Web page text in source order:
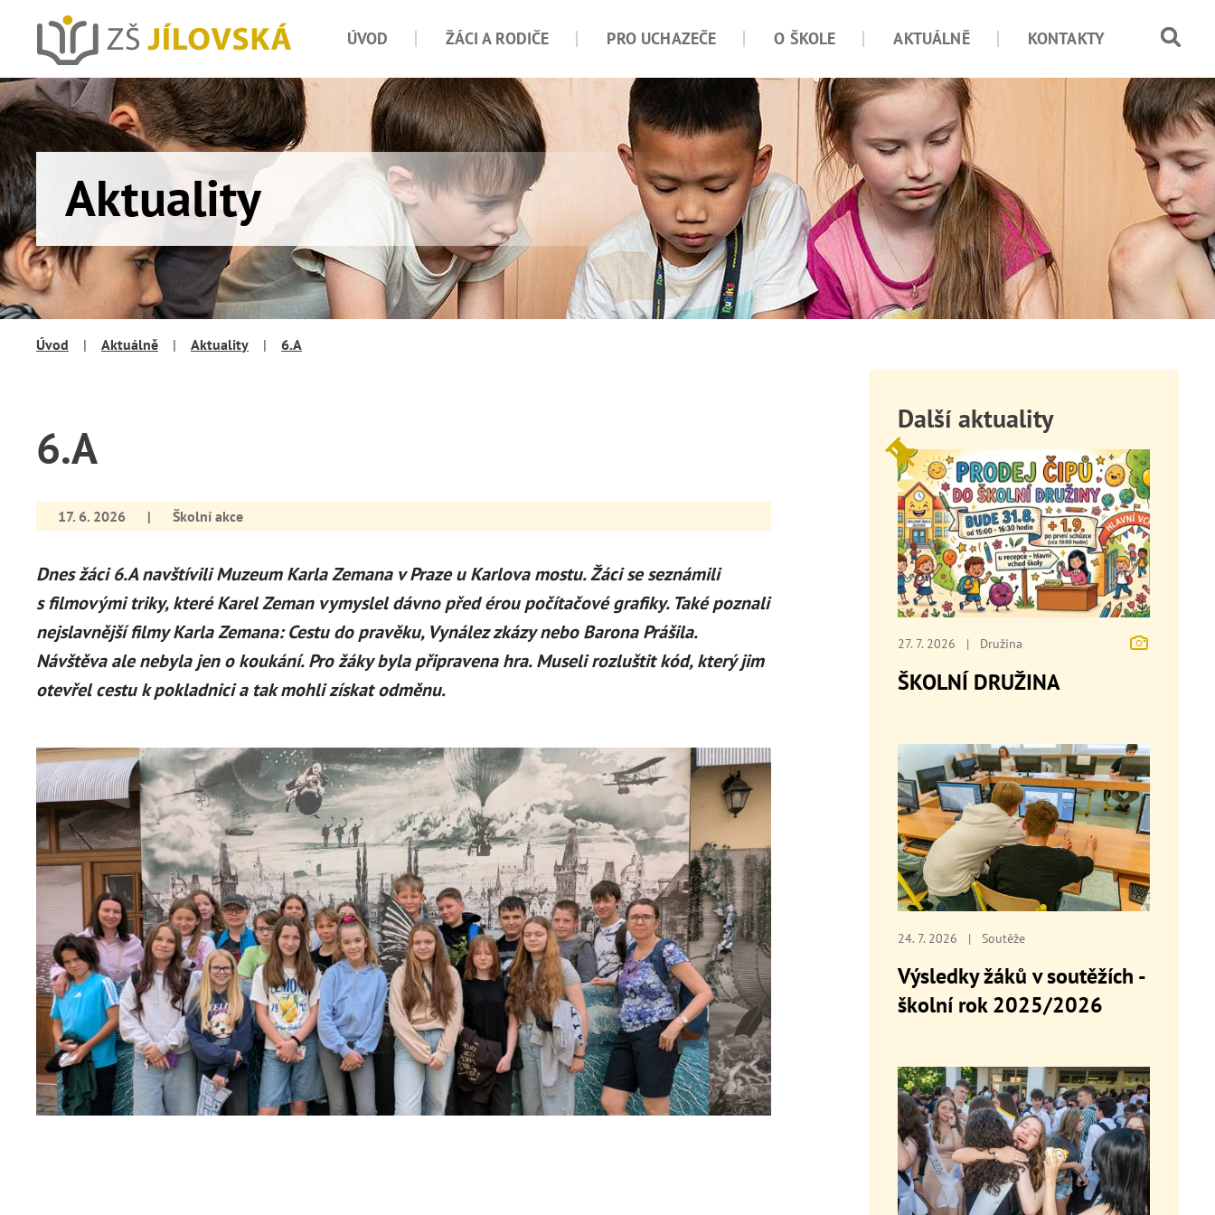
ÚVOD ŽÁCI A RODIČE PRO UCHAZEČE O ŠKOLE AKTUÁLNĚ KONTAKTY
Aktuality
Úvod | Aktuálně | Aktuality | 6.A
6.A
17. 6. 2026 | Školní akce
Dnes žáci 6.A navštívili Muzeum Karla Zemana v Praze u Karlova mostu. Žáci se seznámili
s filmovými triky, které Karel Zeman vymyslel dávno před érou počítačové grafiky. Také poznali
nejslavnější filmy Karla Zemana: Cestu do pravěku, Vynález zkázy nebo Barona Prášila.
Návštěva ale nebyla jen o koukání. Pro žáky byla připravena hra. Museli rozluštit kód, který jim
otevřel cestu k pokladnici a tak mohli získat odměnu.
Další aktuality
27. 7. 2026 | Družina
ŠKOLNÍ DRUŽINA
24. 7. 2026 | Soutěže
Výsledky žáků v soutěžích -
školní rok 2025/2026